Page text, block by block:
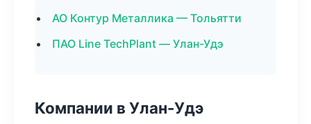
АО Контур Металлика — Тольятти
ПАО Line TechPlant — Улан-Удэ
Компании в Улан-Удэ